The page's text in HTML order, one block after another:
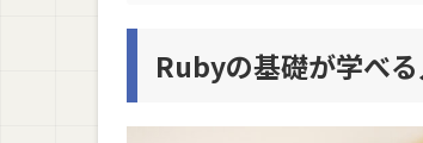
Rubyの基礎が学べ